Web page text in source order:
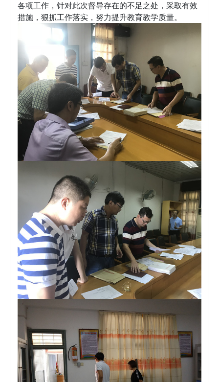
各项工作，针对此次督导存在的不足之处，采取有效
措施，狠抓工作落实，努力提升教育教学质量。